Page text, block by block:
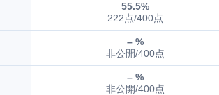
55.5%
222点/400点
– %
非公開/400点
– %
非公開/400点